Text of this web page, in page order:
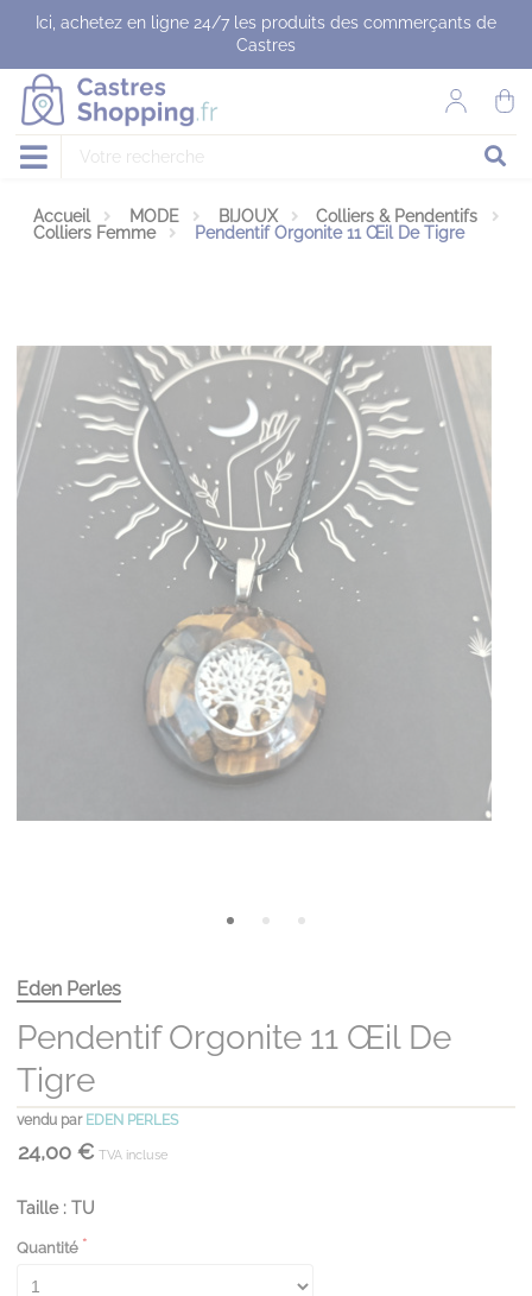
Ici, achetez en ligne 24/7 les produits des commerçants de
Castres
Accueil MODE BIJOUX
Colliers & Pendentifs
Colliers Femme
Pendentif Orgonite 11 Œil De Tigre
Eden Perles
Pendentif Orgonite 11 Œil De
Tigre
vendu par EDEN PERLES
24,00 € TVA incluse
Taille : TU
Quantité
Panneau de gestion des cookies